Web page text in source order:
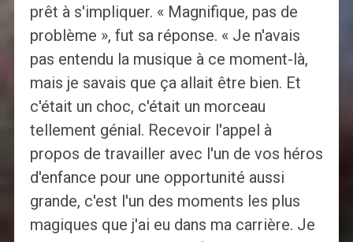
prêt à s'impliquer. « Magnifique, pas de
problème », fut sa réponse. « Je n'avais
pas entendu la musique à ce moment-là,
mais je savais que ça allait être bien. Et
c'était un choc, c'était un morceau
tellement génial. Recevoir l'appel à
propos de travailler avec l'un de vos héros
d'enfance pour une opportunité aussi
grande, c'est l'un des moments les plus
magiques que j'ai eu dans ma carrière. Je